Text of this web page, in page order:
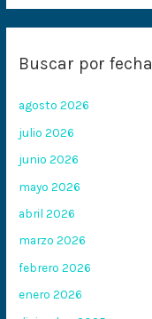
Buscar por fecha
agosto 2026
julio 2026
junio 2026
mayo 2026
abril 2026
marzo 2026
febrero 2026
enero 2026